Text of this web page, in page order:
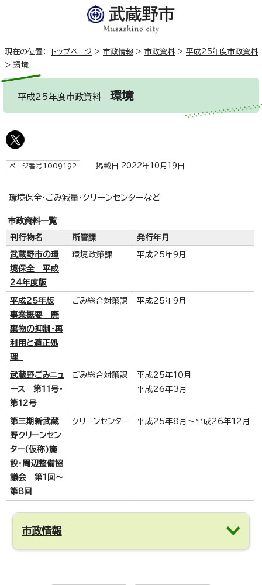
現在の位置： トップページ > 市政情報 > 市政資料 > 平成25年度市政資料
> 環境
平成25年度市政資料 環境
ページ番号1009192 掲載日 2022年10月19日
環境保全・ごみ減量・クリーンセンターなど
市政資料一覧
刊行物名 所管課 発行年月
武蔵野市の環
境保全 平成
24年度版
環境政策課 平成25年9月
平成25年版
事業概要 廃
棄物の抑制・再
利用と適正処
理
ごみ総合対策課 平成25年9月
武蔵野ごみニュ
ース 第11号・
第12号
ごみ総合対策課
平成25年10月
平成26年3月
第三期新武蔵
野クリーンセン
ター(仮称)施
設・周辺整備協
議会 第1回～
第8回
クリーンセンター 平成25年8月～平成26年12月
市政情報